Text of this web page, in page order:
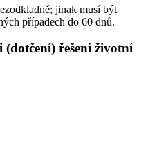
jinak musí být
případech do 60 dnů.
řešení životní